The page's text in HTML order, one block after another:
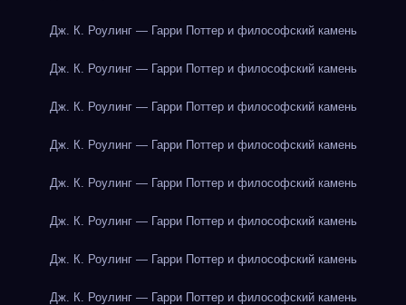
Дж. К. Роулинг — Гарри Поттер и философский камень
Дж. К. Роулинг — Гарри Поттер и философский камень
Дж. К. Роулинг — Гарри Поттер и философский камень
Дж. К. Роулинг — Гарри Поттер и философский камень
Дж. К. Роулинг — Гарри Поттер и философский камень
Дж. К. Роулинг — Гарри Поттер и философский камень
Дж. К. Роулинг — Гарри Поттер и философский камень
Дж. К. Роулинг — Гарри Поттер и философский камень